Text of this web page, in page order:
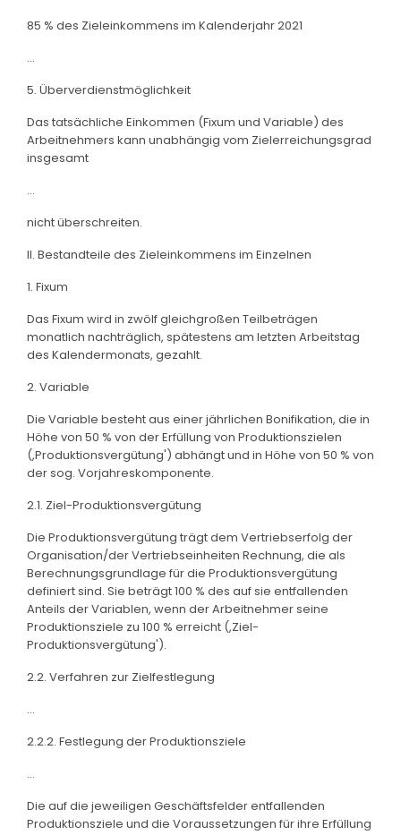
85 % des Zieleinkommens im Kalenderjahr 2021
...
5. Überverdienstmöglichkeit
Das tatsächliche Einkommen (Fixum und Variable) des
Arbeitnehmers kann unabhängig vom Zielerreichungsgrad
insgesamt
...
nicht überschreiten.
II. Bestandteile des Zieleinkommens im Einzelnen
1. Fixum
Das Fixum wird in zwölf gleichgroßen Teilbeträgen
monatlich nachträglich, spätestens am letzten Arbeitstag
des Kalendermonats, gezahlt.
2. Variable
Die Variable besteht aus einer jährlichen Bonifikation, die in
Höhe von 50 % von der Erfüllung von Produktionszielen
(,Produktionsvergütung') abhängt und in Höhe von 50 % von
der sog. Vorjahreskomponente.
2.1. Ziel-Produktionsvergütung
Die Produktionsvergütung trägt dem Vertriebserfolg der
Organisation/der Vertriebseinheiten Rechnung, die als
Berechnungsgrundlage für die Produktionsvergütung
definiert sind. Sie beträgt 100 % des auf sie entfallenden
Anteils der Variablen, wenn der Arbeitnehmer seine
Produktionsziele zu 100 % erreicht (,Ziel-
Produktionsvergütung').
2.2. Verfahren zur Zielfestlegung
...
2.2.2. Festlegung der Produktionsziele
...
Die auf die jeweiligen Geschäftsfelder entfallenden
Produktionsziele und die Voraussetzungen für ihre Erfüllung